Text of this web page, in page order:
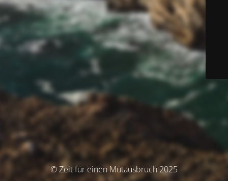
© Zeit für einen Mutausbruch 2025